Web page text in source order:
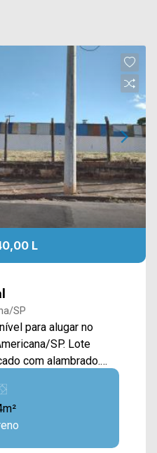
L
SP
para alugar no
SP. Lote
com alambrado.
e Av. da Amizade,
supermercados,
Para
ou para agendar uma
WhatsApp